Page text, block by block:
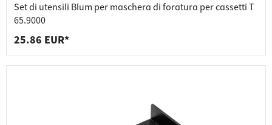
Set di utensili Blum per maschera di foratura per cassetti T
65.9000
25.86 EUR*